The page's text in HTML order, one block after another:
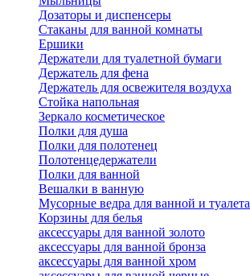
Дозаторы и диспенсеры
Стаканы для ванной комнаты
Ершики
Держатели для туалетной бумаги
Держатель для фена
Держатель для освежителя воздуха
Стойка напольная
Зеркало косметическое
Полки для душа
Полки для полотенец
Полотенцедержатели
Полки для ванной
Вешалки в ванную
Мусорные ведра для ванной и туалета
Корзины для белья
аксессуары для ванной золото
аксессуары для ванной бронза
аксессуары для ванной хром